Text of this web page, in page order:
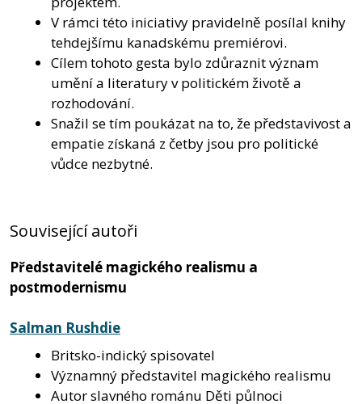
V rámci této iniciativy pravidelně posílal knihy
tehdejšímu kanadskému premiérovi.
Cílem tohoto gesta bylo zdůraznit význam
umění a literatury v politickém životě a
rozhodování.
Snažil se tím poukázat na to, že představivost a
empatie získaná z četby jsou pro politické
vůdce nezbytné.
Související autoři
Představitelé magického realismu a
postmodernismu
Salman Rushdie
Britsko-indický spisovatel
Významný představitel magického realismu
Autor slavného románu Děti půlnoci